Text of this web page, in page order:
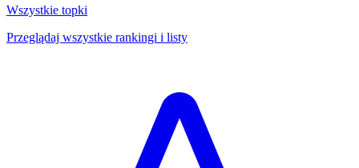
Wszystkie topki
Przeglądaj wszystkie rankingi i listy